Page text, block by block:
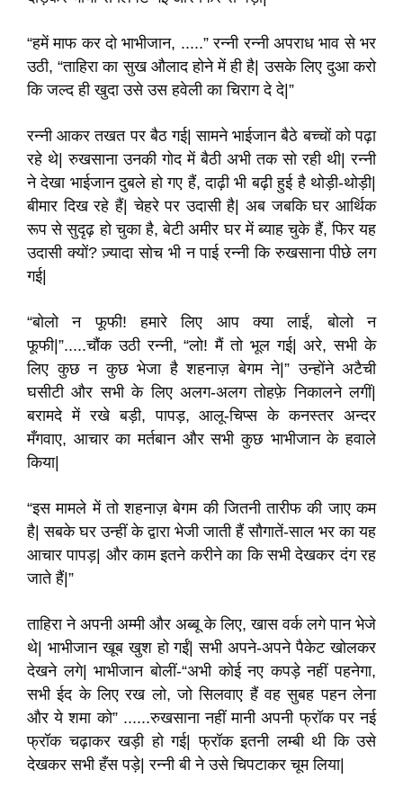
“हमें माफ कर दो भाभीजान, .....” रन्नी रन्नी अपराध भाव से भर
उठी, “ताहिरा का सुख औलाद होने में ही है| उसके लिए दुआ करो
कि जल्द ही खुदा उसे उस हवेली का चिराग दे दे|”
रन्नी आकर तखत पर बैठ गई| सामने भाईजान बैठे बच्चों को पढ़ा
रहे थे| रुखसाना उनकी गोद में बैठी अभी तक सो रही थी| रन्नी
ने देखा भाईजान दुबले हो गए हैं, दाढ़ी भी बढ़ी हुई है थोड़ी-थोड़ी|
बीमार दिख रहे हैं| चेहरे पर उदासी है| अब जबकि घर आर्थिक
रूप से सुदृढ़ हो चुका है, बेटी अमीर घर में ब्याह चुके हैं, फिर यह
उदासी क्यों? ज़्यादा सोच भी न पाई रन्नी कि रुखसाना पीछे लग
गई|
“बोलो न फूफी! हमारे लिए आप क्या लाईं, बोलो न
फूफी|”.....चौंक उठी रन्नी, “लो! मैं तो भूल गई| अरे, सभी के
लिए कुछ न कुछ भेजा है शहनाज़ बेगम ने|” उन्होंने अटैची
घसीटी और सभी के लिए अलग-अलग तोहफ़े निकालने लगीं|
बरामदे में रखे बड़ी, पापड़, आलू-चिप्स के कनस्तर अन्दर
मँगवाए, आचार का मर्तबान और सभी कुछ भाभीजान के हवाले
किया|
“इस मामले में तो शहनाज़ बेगम की जितनी तारीफ की जाए कम
है| सबके घर उन्हीं के द्वारा भेजी जाती हैं सौगातें-साल भर का यह
आचार पापड़| और काम इतने करीने का कि सभी देखकर दंग रह
जाते हैं|”
ताहिरा ने अपनी अम्मी और अब्बू के लिए, खास वर्क लगे पान भेजे
थे| भाभीजान खूब खुश हो गईं| सभी अपने-अपने पैकेट खोलकर
देखने लगे| भाभीजान बोलीं-“अभी कोई नए कपड़े नहीं पहनेगा,
सभी ईद के लिए रख लो, जो सिलवाए हैं वह सुबह पहन लेना
और ये शमा को” ......रुखसाना नहीं मानी अपनी फ्रॉक पर नई
फ्रॉक चढ़ाकर खड़ी हो गई| फ्रॉक इतनी लम्बी थी कि उसे
देखकर सभी हँस पड़े| रन्नी बी ने उसे चिपटाकर चूम लिया|